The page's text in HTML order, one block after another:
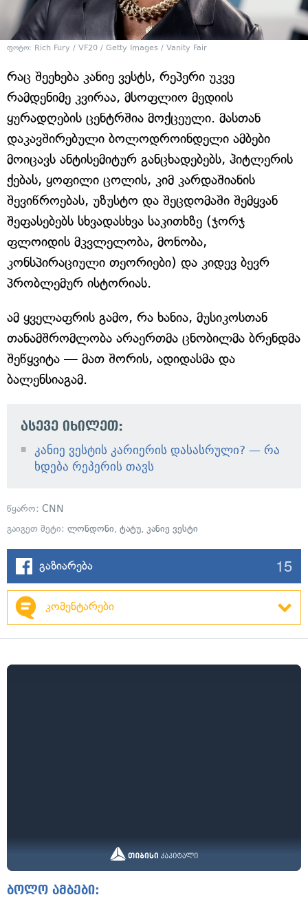
ფოტო: Rich Fury / VF20 / Getty Images / Vanity Fair
რაც შეეხება კანიე ვესტს, რეპერი უკვე
რამდენიმე კვირაა, მსოფლიო მედიის
ყურადღების ცენტრშია მოქცეული. მასთან
დაკავშირებული ბოლოდროინდელი ამბები
მოიცავს ანტისემიტურ განცხადებებს, ჰიტლერის
ქებას, ყოფილი ცოლის, კიმ კარდაშიანის
შევიწროებას, უზუსტო და შეცდომაში შემყვან
შეფასებებს სხვადასხვა საკითხზე (ჯორჯ
ფლოიდის მკვლელობა, მონობა,
კონსპირაციული თეორიები) და კიდევ ბევრ
პრობლემურ ისტორიას.
ამ ყველაფრის გამო, რა ხანია, მუსიკოსთან
თანამშრომლობა არაერთმა ცნობილმა ბრენდმა
შეწყვიტა — მათ შორის, ადიდასმა და
ბალენსიაგამ.
ასევე იხილეთ:
კანიე ვესტის კარიერის დასასრული? — რა
ხდება რეპერის თავს
წყარო: CNN
გაიგეთ მეტი: ლონდონი, ტატუ, კანიე ვესტი
გაზიარება 15
კომენტარები
ბოლო ამბები: